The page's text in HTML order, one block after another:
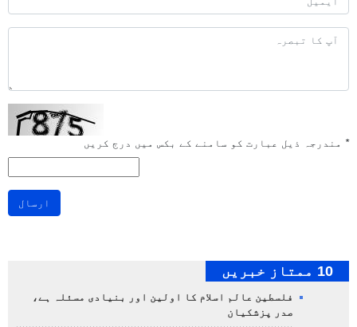
* مندرجہ ذیل عبارت کو سامنے کے بکس میں درج کریں
ارسال
10 ممتاز خبریں
فلسطین عالم اسلام کا اولین اور بنیادی مسئلہ ہے،
صدر پزشکیان